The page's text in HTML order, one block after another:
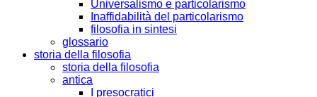
Universalismo e particolarismo
Inaffidabilità del particolarismo
filosofia in sintesi
glossario
storia della filosofia
storia della filosofia
antica
I presocratici